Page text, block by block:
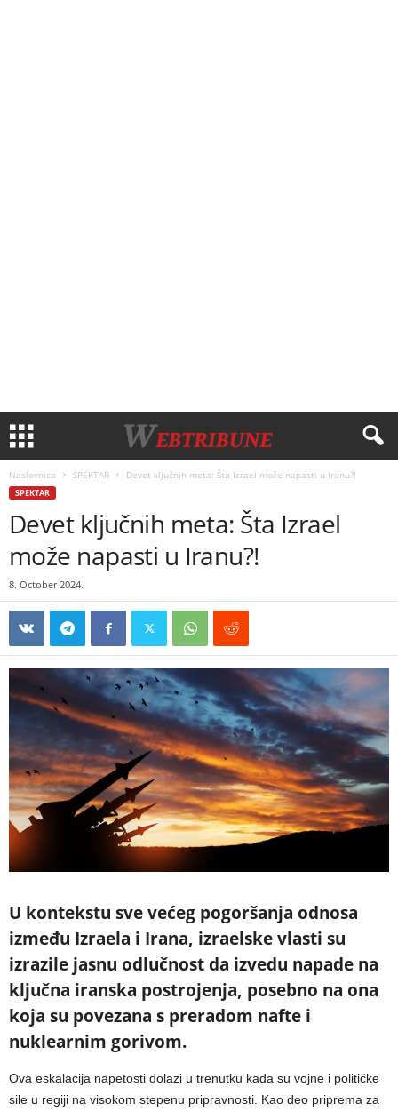
Naslovnica SPEKTAR Devet ključnih meta: Šta Izrael može napasti u Iranu?!
SPEKTAR
Devet ključnih meta: Šta Izrael
može napasti u Iranu?!
8. October 2024.
U kontekstu sve većeg pogoršanja odnosa
između Izraela i Irana, izraelske vlasti su
izrazile jasnu odlučnost da izvedu napade na
ključna iranska postrojenja, posebno na ona
koja su povezana s preradom nafte i
nuklearnim gorivom.
Ova eskalacija napetosti dolazi u trenutku kada su vojne i političke
sile u regiji na visokom stepenu pripravnosti. Kao deo priprema za